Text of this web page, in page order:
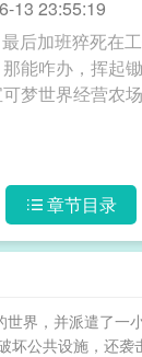
13 23:55:19
后加班猝死在
能咋办，挥起
说，这个种子是啥？... 在宝可梦世界经营农场
章节目录
界，并派遣了一
公共设施，还